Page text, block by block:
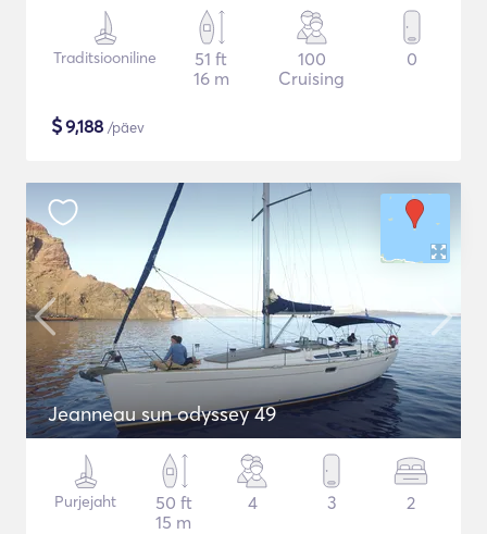
Traditsiooniline
51 ft
16 m
100
Cruising
0
$9,188 /päev
Jeanneau sun odyssey 49
Purjejaht
50 ft
15 m
4 3 2